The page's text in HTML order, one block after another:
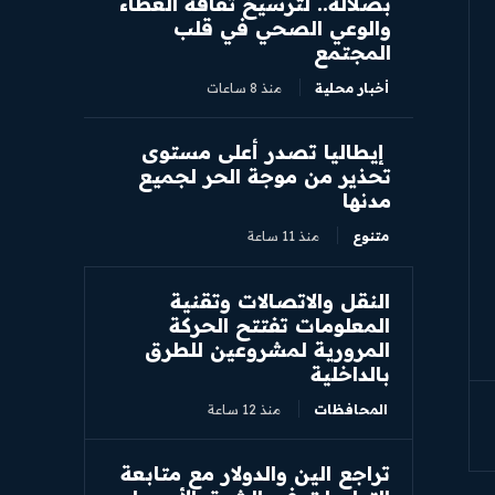
والوعي الصحي في قلب
المجتمع
أخبار محلية منذ 8 ساعات
إيطاليا تصدر أعلى مستوى
تحذير من موجة الحر لجميع
مدنها
متنوع منذ 11 ساعة
النقل والاتصالات وتقنية
المعلومات تفتتح الحركة
المرورية لمشروعين للطرق
بالداخلية
المحافظات منذ 12 ساعة
تراجع الين والدولار مع متابعة